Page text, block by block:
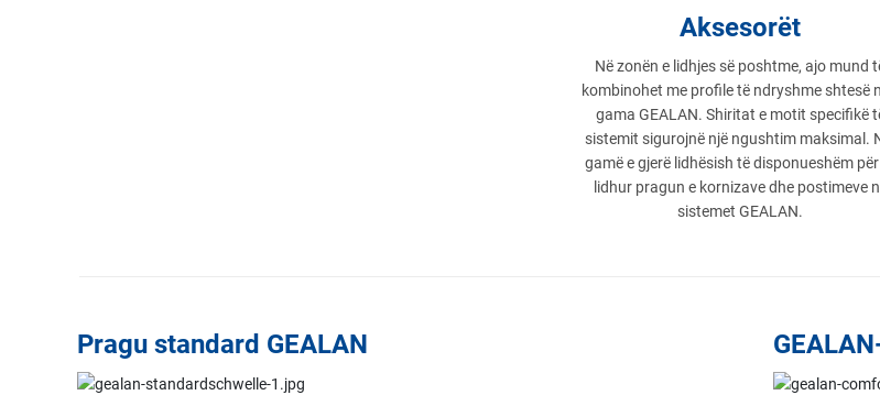
Aksesorët
Në zonën e lidhjes së poshtme, ajo mund
kombinohet me profile të ndryshme shtesë
gama GEALAN. Shiritat e motit specifikë
sistemit sigurojnë një ngushtim maksimal.
gamë e gjerë lidhësish të disponueshëm
lidhur pragun e kornizave dhe postimeve
sistemet GEALAN.
Pragu standard GEALAN